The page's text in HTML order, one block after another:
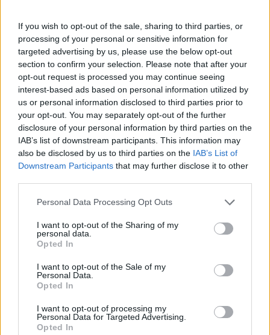
If you wish to opt-out of the sale, sharing to third parties, or
processing of your personal or sensitive information for
targeted advertising by us, please use the below opt-out
section to confirm your selection. Please note that after your
opt-out request is processed you may continue seeing
interest-based ads based on personal information utilized by
us or personal information disclosed to third parties prior to
your opt-out. You may separately opt-out of the further
disclosure of your personal information by third parties on the
IAB’s list of downstream participants. This information may
also be disclosed by us to third parties on the IAB’s List of
Downstream Participants that may further disclose it to other
Personal Data Processing Opt Outs
I want to opt-out of the Sharing of my
personal data.
Opted In
I want to opt-out of the Sale of my
Personal Data.
Opted In
I want to opt-out of processing my
Personal Data for Targeted Advertising.
Opted In
Tomēr vienojamies, ka patiesāka šķiet klimatiskā
versija, tāpēc Jānim Krūmiņam pūrā ir zemeņu
sangrijas recepte, kas palīdz sasildīties, jo “alus, kā
zināms, veldzē, nevis silda”. Recepte ir vienkārša:
ņem 500 g zemeņu, pudeli baltā vai rozā vīna,
piešauj 50–100 ml brendija vai ruma, sagriež vienu
citronu vai laimu, visu maigi samasē
, tad pievieno
gāzēto ūdeni un bauda.
Jāņu rītā mūziķis basām kājām izstaigā savu mauriņu
lomā. Līgotāji saguruši, atpūšas, tāpēc priecājos, ka
mani atceras.”
*Alkohola lietošana kaitē veselībai.
Ko Jāņos galdā ceļ Vides zinātnieks, biedrības “
asociētais profesors Jānis Brizga, aktieris, komiķis un